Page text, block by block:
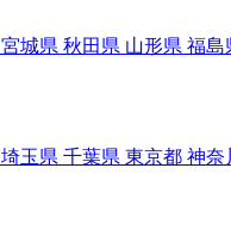
宮城県 秋田県 山形県 福島
埼玉県 千葉県 東京都 神奈